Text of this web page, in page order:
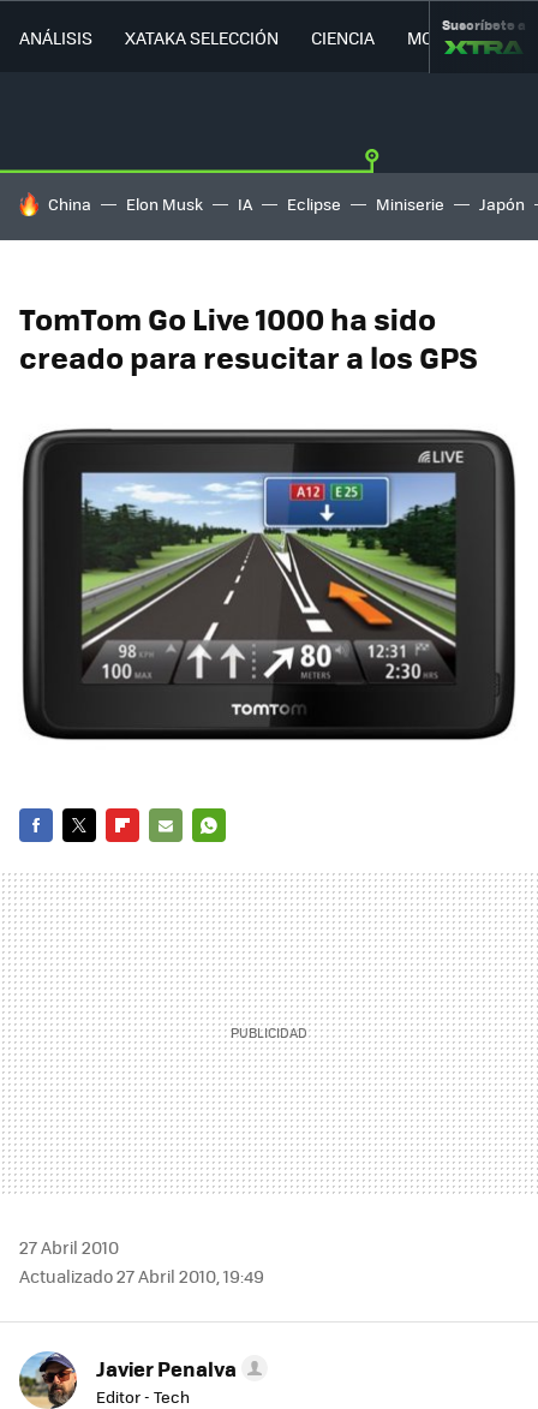
ANÁLISIS XATAKA SELECCIÓN CIENCIA MOVILIDAD
Suscríbete a
HOY SE HABLA DE
China Elon Musk IA Eclipse Miniserie Japón
TomTom Go Live 1000 ha sido
creado para resucitar a los GPS
MAIL
27 Abril 2010
Actualizado 27 Abril 2010, 19:49
Javier Penalva
Editor - Tech